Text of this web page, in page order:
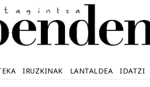
IRUZKINAK LANTALDEA IDATZI